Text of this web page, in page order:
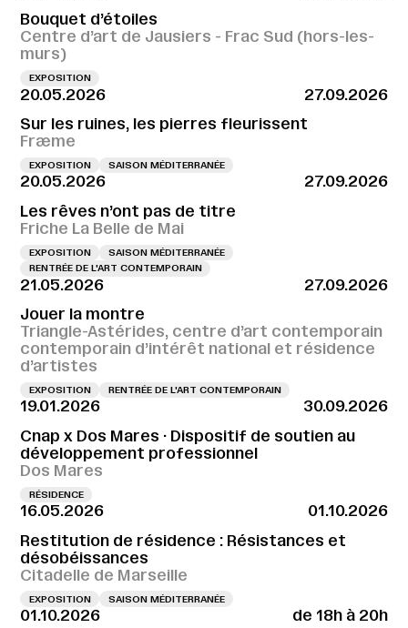
Bouquet d’étoiles
Centre d’art de Jausiers - Frac Sud (hors-les-
murs)
EXPOSITION
20.05.2026
27.09.2026
Sur les ruines, les pierres fleurissent
Fræme
EXPOSITION SAISON MÉDITERRANÉE
20.05.2026
27.09.2026
Les rêves n’ont pas de titre
Friche La Belle de Mai
EXPOSITION
SAISON MÉDITERRANÉE
RENTRÉE DE L'ART CONTEMPORAIN
21.05.2026
27.09.2026
Jouer la montre
Triangle-Astérides, centre d’art contemporain
contemporain d’intérêt national et résidence
d’artistes
EXPOSITION RENTRÉE DE L'ART CONTEMPORAIN
19.01.2026
30.09.2026
Cnap x Dos Mares · Dispositif de soutien au
développement professionnel
Dos Mares
RÉSIDENCE
16.05.2026
01.10.2026
Restitution de résidence : Résistances et
désobéissances
Citadelle de Marseille
EXPOSITION SAISON MÉDITERRANÉE
01.10.2026
de 18h à 20h